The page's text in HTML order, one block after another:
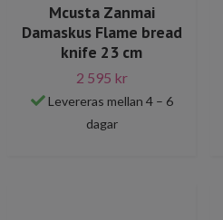
Mcusta Zanmai
Damaskus Flame bread
knife 23 cm
2 595 kr
Levereras mellan 4 – 6
dagar